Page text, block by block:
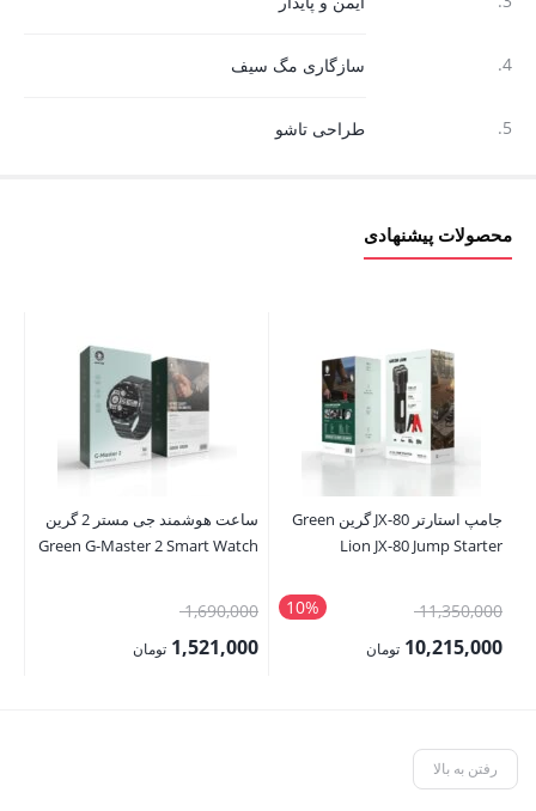
4. سازگاری مگ سیف
5. طراحی تاشو
محصولات پیشنهادی
جامپ استارتر JX-80 گرین Green
Lion JX-80 Jump Starter
10% 11,350,000قیمت
اصلی:10,215,000 تومان
10,215,000 تومان.
ساعت هوشمند جی مستر 2 گرین
Green G-Master 2 Smart Watch
1,690,000قیمت
اصلی:1,521,000 تومان
رفتن به بالا